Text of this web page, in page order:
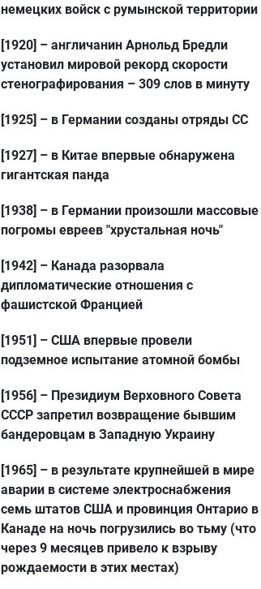
немецких войск с румынской территории
[1920] – англичанин Арнольд Бредли
установил мировой рекорд скорости
стенографирования – 309 слов в минуту
[1925] – в Германии созданы отряды СС
[1927] – в Китае впервые обнаружена
гигантская панда
[1938] – в Германии произошли массовые
погромы евреев "хрустальная ночь"
[1942] – Канада разорвала
дипломатические отношения с
фашистской Францией
[1951] – США впервые провели
подземное испытание атомной бомбы
[1956] – Президиум Верховного Совета
СССР запретил возвращение бывшим
бандеровцам в Западную Украину
[1965] – в результате крупнейшей в мире
аварии в системе электроснабжения
семь штатов США и провинция Онтарио в
Канаде на ночь погрузились во тьму (что
через 9 месяцев привело к взрыву
рождаемости в этих местах)